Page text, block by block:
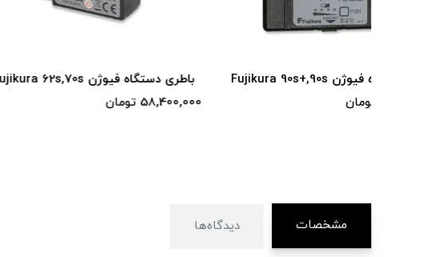
باطری دستگاه فیوژن Fujikura 62s,70s
58,400,000 تومان
باطری دستگاه فیوژن Fujikura 60s
54,200,000 تومان
مشخصات دیدگاه‌ها